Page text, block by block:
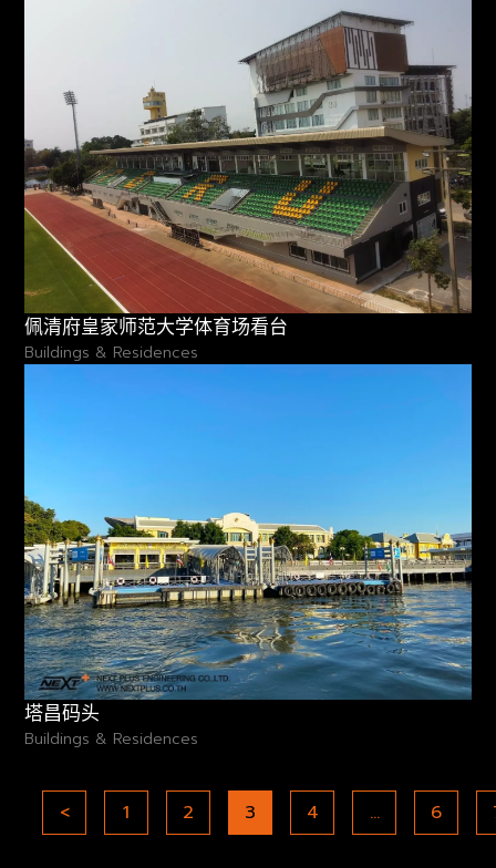
佩清府皇家师范大学体育场看台
Buildings & Residences
塔昌码头
Buildings & Residences
< 1 2 3 4 … 6